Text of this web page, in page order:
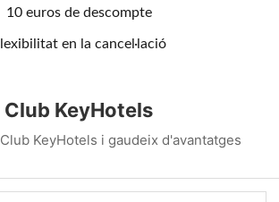
10 euros de descompte
en la cancel·lació
KeyHotels
KeyHotels i gaudeix d'avantatges